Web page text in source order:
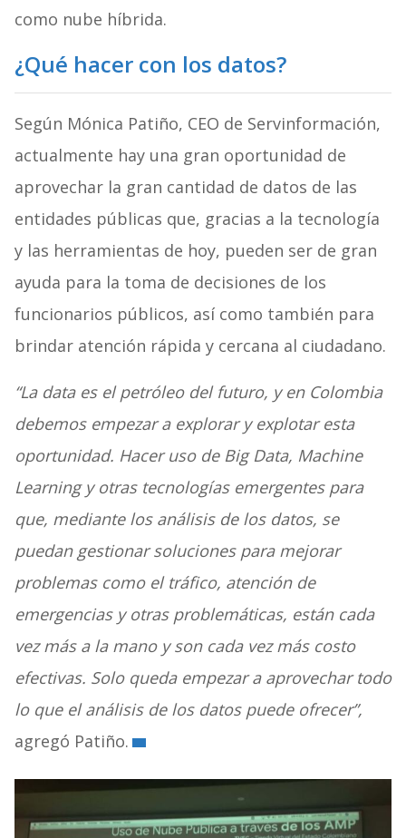
como nube híbrida.
¿Qué hacer con los datos?
Según Mónica Patiño, CEO de Servinformación,
actualmente hay una gran oportunidad de
aprovechar la gran cantidad de datos de las
entidades públicas que, gracias a la tecnología
y las herramientas de hoy, pueden ser de gran
ayuda para la toma de decisiones de los
funcionarios públicos, así como también para
brindar atención rápida y cercana al ciudadano.
“La data es el petróleo del futuro, y en Colombia
debemos empezar a explorar y explotar esta
oportunidad. Hacer uso de Big Data, Machine
Learning y otras tecnologías emergentes para
que, mediante los análisis de los datos, se
puedan gestionar soluciones para mejorar
problemas como el tráfico, atención de
emergencias y otras problemáticas, están cada
vez más a la mano y son cada vez más costo
efectivas. Solo queda empezar a aprovechar todo
lo que el análisis de los datos puede ofrecer”,
agregó Patiño.